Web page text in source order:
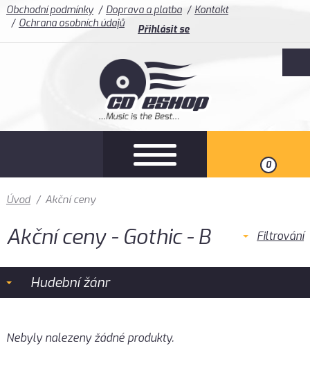
Obchodní podmínky Doprava a platba
Kontakt
Ochrana osobních údajů
Přihlásit se
0
Úvod / Akční ceny
Akční ceny - Gothic - B Filtrování
Hudební žánr
Nebyly nalezeny žádné produkty.